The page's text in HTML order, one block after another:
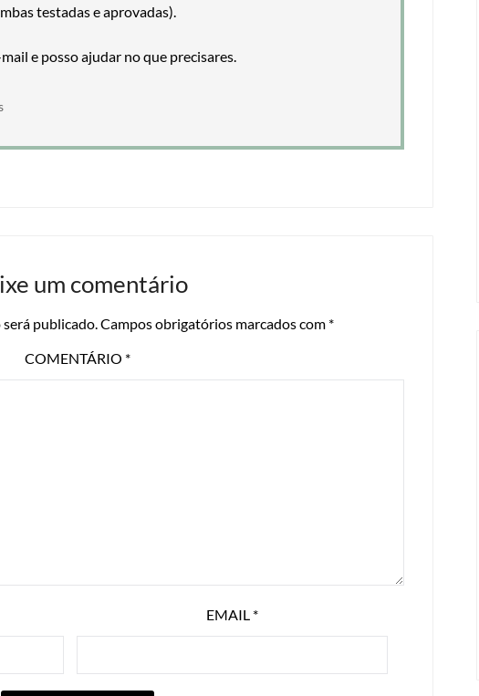
testadas e aprovadas).
e posso ajudar no que precisares.
um comentário
será publicado.Campos obrigatórios marcados com *
COMENTÁRIO *
EMAIL *